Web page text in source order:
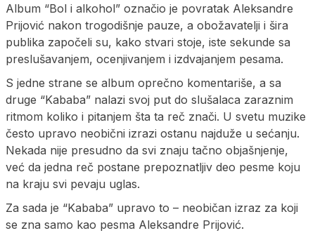
Album “Bol i alkohol” označio je povratak Aleksandre
Prijović nakon trogodišnje pauze, a obožavatelji i šira
publika započeli su, kako stvari stoje, iste sekunde sa
preslušavanjem, ocenjivanjem i izdvajanjem pesama.
S jedne strane se album oprečno komentariše, a sa
druge “Kababa” nalazi svoj put do slušalaca zaraznim
ritmom koliko i pitanjem šta ta reč znači. U svetu muzike
često upravo neobični izrazi ostanu najduže u sećanju.
Nekada nije presudno da svi znaju tačno objašnjenje,
već da jedna reč postane prepoznatljiv deo pesme koju
na kraju svi pevaju uglas.
Za sada je “Kababa” upravo to – neobičan izraz za koji
se zna samo kao pesma Aleksandre Prijović.